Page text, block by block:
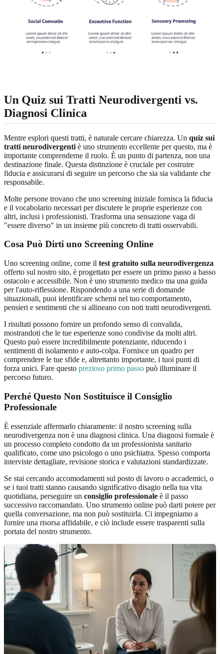
Un Quiz sui Tratti Neurodivergenti vs.
Diagnosi Clinica
Mentre esplori questi tratti, è naturale cercare chiarezza. Un quiz sui
tratti neurodivergenti è uno strumento eccellente per questo, ma è
importante comprenderne il ruolo. È un punto di partenza, non una
destinazione finale. Questa distinzione è cruciale per costruire
fiducia e assicurarsi di seguire un percorso che sia sia validante che
responsabile.
Molte persone trovano che uno screening iniziale fornisca la fiducia
e il vocabolario necessari per discutere le proprie esperienze con
altri, inclusi i professionisti. Trasforma una sensazione vaga di
"essere diverso" in un insieme più concreto di tratti osservabili.
Cosa Può Dirti uno Screening Online
Uno screening online, come il test gratuito sulla neurodivergenza
offerto sul nostro sito, è progettato per essere un primo passo a basso
ostacolo e accessibile. Non è uno strumento medico ma una guida
per l'auto-riflessione. Rispondendo a una serie di domande
situazionali, puoi identificare schemi nel tuo comportamento,
pensieri e sentimenti che si allineano con noti tratti neurodivergenti.
I risultati possono fornire un profondo senso di convalida,
mostrandoti che le tue esperienze sono condivise da molti altri.
Questo può essere incredibilmente potenziante, riducendo i
sentimenti di isolamento e auto-colpa. Fornisce un quadro per
comprendere le tue sfide e, altrettanto importante, i tuoi punti di
forza unici. Fare questo prezioso primo passo può illuminare il
percorso futuro.
Perché Questo Non Sostituisce il Consiglio
Professionale
È essenziale affermarlo chiaramente: il nostro screening sulla
neurodivergenza non è una diagnosi clinica. Una diagnosi formale è
un processo completo condotto da un professionista sanitario
qualificato, come uno psicologo o uno psichiatra. Spesso comporta
interviste dettagliate, revisione storica e valutazioni standardizzate.
Se stai cercando accomodamenti sul posto di lavoro o accademici, o
se i tuoi tratti stanno causando significativo disagio nella tua vita
quotidiana, perseguire un consiglio professionale è il passo
successivo raccomandato. Uno strumento online può darti potere per
quella conversazione, ma non può sostituirla. Ci impegniamo a
fornire una risorsa affidabile, e ciò include essere trasparenti sulla
portata del nostro strumento.